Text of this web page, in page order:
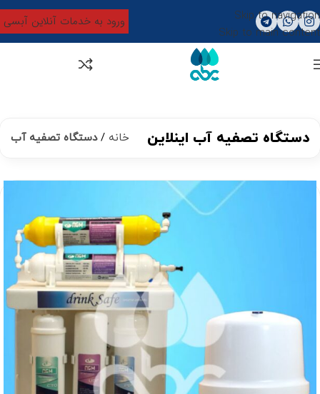
Skip to navigation
Skip to main content
ورود به خدمات آنلاین آبسی
دستگاه تصفیه آب اینلاین خانه دستگاه تصفیه آب